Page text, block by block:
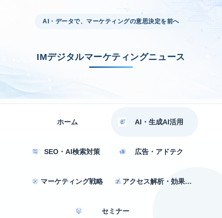
AI・データで、マーケティングの意思決定を前へ
IMデジタルマーケティングニュース
ホーム AI・生成AI活用
SEO・AI検索対策 広告・アドテク
マーケティング戦略 アクセス解析・効果測定
セミナー